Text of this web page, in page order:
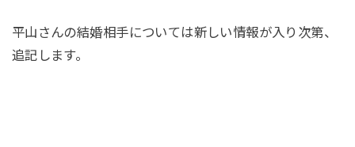
平山さんの結婚相手については新しい情報が入り次第、
追記します。